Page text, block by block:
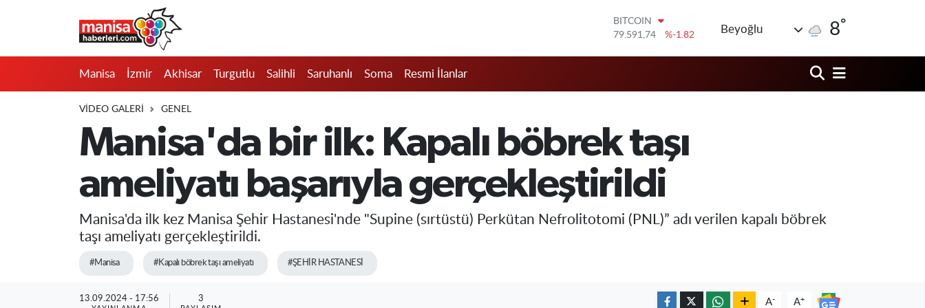
BITCOIN
79.591,74
%-1.82
45,43620
%0.02
6862,09000
%0.19
BİST100
14.598,00
%0
Beyoğlu 8°
Manisa İzmir Akhisar Turgutlu Salihli Saruhanlı Soma Resmi İlanlar
VIDEO GALERI GENEL
Manisa'da bir ilk: Kapalı böbrek taşı
ameliyatı başarıyla gerçekleştirildi
Manisa'da ilk kez Manisa Şehir Hastanesi'nde "Supine (sırtüstü) Perkütan Nefrolitotomi (PNL)” adı verilen kapalı böbrek
taşı ameliyatı gerçekleştirildi.
#Manisa #Kapalı böbrek taşı ameliyatı #ŞEHİR HASTANESİ
13.09.2024 - 17:56 3 A- A+
Saruhanlı
Resmi İlanlar
Manisa Nöbetçi Eczaneler
Manisa Trafik Yoğunluk Haritası
Süper Lig Puan Durumu ve Fikstür
Tüm Manşetler
Son Dakika Haberleri
Haber Arşivi